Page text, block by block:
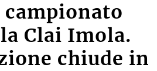
Clai Imola.
chiude in